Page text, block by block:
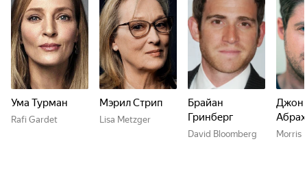
Ума Турман
Rafi Gardet
Мэрил Стрип
Lisa Metzger
Брайан
Гринберг
David Bloomberg
Джон
Morris